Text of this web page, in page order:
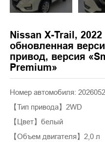
Nissan X-Trail,
обновленная
привод, версия
Premium»
Номер автомобиля:
【Тип привода】2WD
【Цвет】белый
【Объем двигателя】2,0 л